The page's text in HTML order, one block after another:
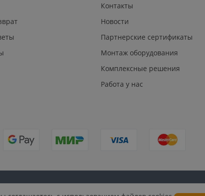
Контакты
Новости
Партнерские сертификаты
Монтаж оборудования
Комплексные решения
Работа у нас